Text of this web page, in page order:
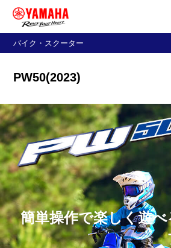
バイク・スクーター
PW50(2023)
製品概要
価格・仕様
簡単操作で楽しく遊